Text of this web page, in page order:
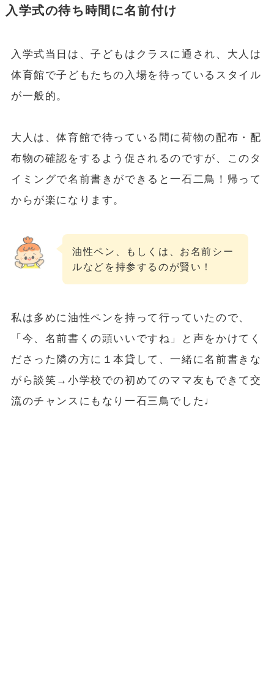
入学式の待ち時間に名前付け
入学式当日は、子どもはクラスに通され、大人は
体育館で子どもたちの入場を待っているスタイル
が一般的。
大人は、体育館で待っている間に荷物の配布・配
布物の確認をするよう促されるのですが、このタ
イミングで名前書きができると一石二鳥！帰って
からが楽になります。
油性ペン、もしくは、お名前シー
ルなどを持参するのが賢い！
私は多めに油性ペンを持って行っていたので、
「今、名前書くの頭いいですね」と声をかけてく
ださった隣の方に１本貸して、一緒に名前書きな
がら談笑→小学校での初めてのママ友もできて交
流のチャンスにもなり一石三鳥でした♩